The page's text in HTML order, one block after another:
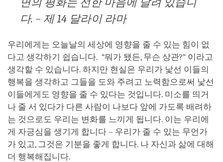
다. – 제 14 달라이 라마
우리에게는 오늘날의 세상에 영향을 줄 수 있는 힘이 없
다고 생각하기 쉽습니다. “뭐가 됐든, 무슨 상관?” 이라고
생각할 수 있습니다. 하지만 현실은 우리가 낯선 이들의
행복을 생각하고 그들을 도와 주려고 노력함으로써 낯선
이들에게도 영향을 줄 수 있다는 것입니다. 미소를 띄거
나 줄 서 있다가 다른 사람이 나보다 앞에 가도록 배려하
는 것으로도 우리는 변화를 느끼게 됩니다. 이는 우리에
게 자긍심을 생기게 합니다 – 우리가 줄 수 있는 무언가
가 있고, 그것은 기분을 좋게 합니다. 나 자신과 삶에 대해
더 행복해집니다.